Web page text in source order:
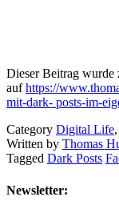
Dieser Beitrag wurde
aufhttps://
mit-dark- posts-im-
Category Digital Life,
Written by Thomas
Tagged Dark Posts
Newsletter: